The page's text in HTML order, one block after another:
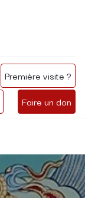
Faire un don
Première visite ?